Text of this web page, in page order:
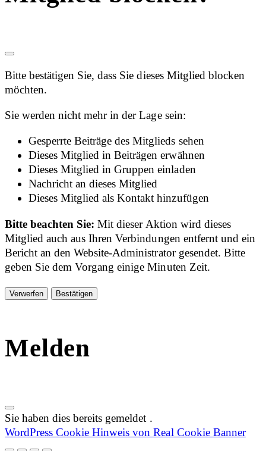
Bitte bestätigen Sie, dass Sie dieses Mitglied blocken
möchten.
Sie werden nicht mehr in der Lage sein:
Gesperrte Beiträge des Mitglieds sehen
Dieses Mitglied in Beiträgen erwähnen
Dieses Mitglied in Gruppen einladen
Nachricht an dieses Mitglied
Dieses Mitglied als Kontakt hinzufügen
Bitte beachten Sie:Mit dieser Aktion wird dieses
Mitglied auch aus Ihren Verbindungen entfernt und ein
Bericht an den Website-Administrator gesendet. Bitte
geben Sie dem Vorgang einige Minuten Zeit.
Bestätigen
Melden
Sie haben dies bereits gemeldet .
WordPress Cookie Hinweis von Real Cookie Banner